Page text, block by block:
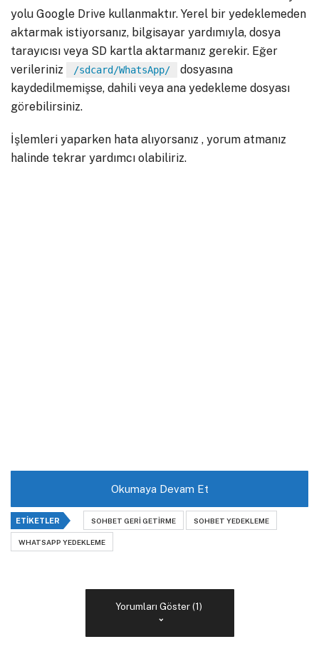
yolu Google Drive kullanmaktır. Yerel bir yedeklemeden
aktarmak istiyorsanız, bilgisayar yardımıyla, dosya
tarayıcısı veya SD kartla aktarmanız gerekir. Eğer
verileriniz
/sdcard/WhatsApp/
dosyasına
kaydedilmemişse, dahili veya ana yedekleme dosyası
görebilirsiniz.
İşlemleri yaparken hata alıyorsanız , yorum atmanız
halinde tekrar yardımcı olabiliriz.
Okumaya Devam Et
ETIKETLER SOHBET GERI GETIRME SOHBET YEDEKLEME
WHATSAPP YEDEKLEME
Yorumları Göster (1)